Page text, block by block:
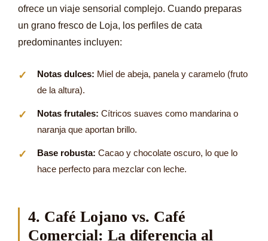
ofrece un viaje sensorial complejo. Cuando preparas
un grano fresco de Loja, los perfiles de cata
predominantes incluyen:
Notas dulces: Miel de abeja, panela y caramelo (fruto
de la altura).
Notas frutales: Cítricos suaves como mandarina o
naranja que aportan brillo.
Base robusta: Cacao y chocolate oscuro, lo que lo
hace perfecto para mezclar con leche.
4. Café Lojano vs. Café
Comercial: La diferencia al